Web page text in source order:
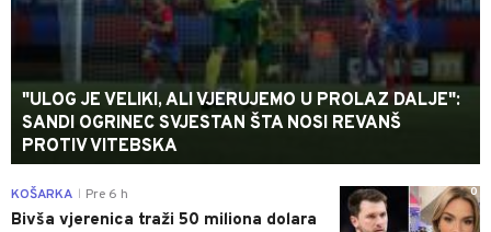
"ULOG JE VELIKI, ALI VJERUJEMO U PROLAZ DALJE":
SANDI OGRINEC SVJESTAN ŠTA NOSI REVANŠ
PROTIV VITEBSKA
0
KOŠARKA Pre 6 h
Bivša vjerenica traži 50 miliona dolara